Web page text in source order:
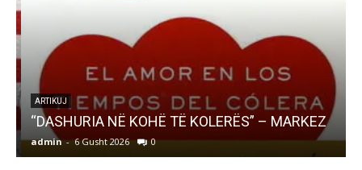
ARTIKUJ
“DASHURIA NË KOHË TË KOLERËS” – MARKEZ
admin - 6 Gusht 2026 0